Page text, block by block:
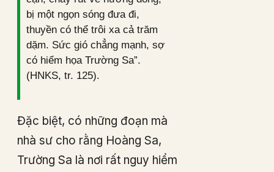
bị một ngọn sóng đưa đi,
thuyền có thể trôi xa cả trăm
dặm. Sức gió chẳng mạnh, sợ
có hiểm họa Trường Sa”.
(HNKS, tr. 125).
Đặc biệt, có những đoạn mà
nhà sư cho rằng Hoàng Sa,
Trường Sa là nơi rất nguy hiểm